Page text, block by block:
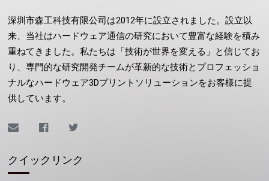
深圳市森工科技有限公司は2012年に設立されました。設立以
来、当社はハードウェア通信の研究において豊富な経験を積み
重ねてきました。私たちは「技術が世界を変える」と信じてお
り、専門的な研究開発チームが革新的な技術とプロフェッショ
ナルなハードウェア3Dプリントソリューションをお客様に提
供しています。
クイックリンク